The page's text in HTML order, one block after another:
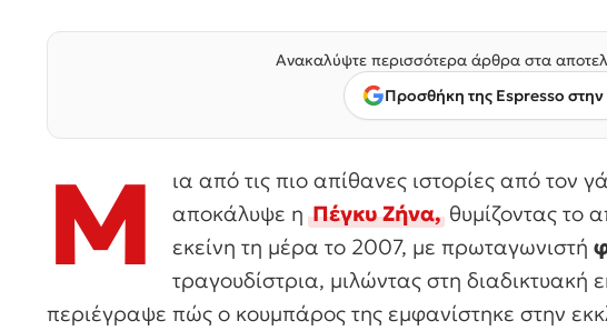
Ανακαλύψτε περισσότερα άρθρα στα
Προσθήκη της Espresso
Μ
ια από τις πιο απίθανες ιστορίες από τον
αποκάλυψε ηΠέγκυ Ζήνα,θυμίζοντας το
εκείνη τη μέρα το 2007, με πρωταγωνιστή
τραγουδίστρια, μιλώντας στη
περιέγραψε πώς ο κουμπάρος της εμφανίστηκε στην